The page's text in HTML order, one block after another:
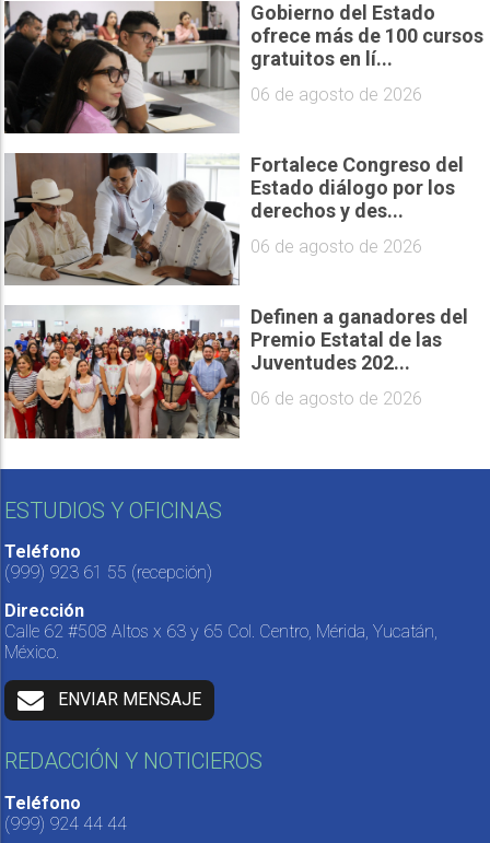
Gobierno del Estado
ofrece más de 100 cursos
gratuitos en lí...
06 de agosto de 2026
Fortalece Congreso del
Estado diálogo por los
derechos y des...
06 de agosto de 2026
Definen a ganadores del
Premio Estatal de las
Juventudes 202...
06 de agosto de 2026
ESTUDIOS Y OFICINAS
Teléfono
(999) 923 61 55 (recepción)
Dirección
Calle 62 #508 Altos x 63 y 65 Col. Centro, Mérida, Yucatán,
México.
ENVIAR MENSAJE
REDACCIÓN Y NOTICIEROS
Teléfono
(999) 924 44 44